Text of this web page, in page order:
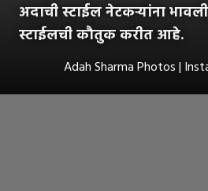
अदाची स्टाईल नेटकऱ्यांना
स्टाईलची कौतुक करीत आहे.
Adah Sharma Photos |